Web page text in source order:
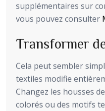
supplémentaires sur
vous pouvez consulter
Transformer
Cela peut sembler
textiles modifie
Changez les housses
colorés ou des motifs